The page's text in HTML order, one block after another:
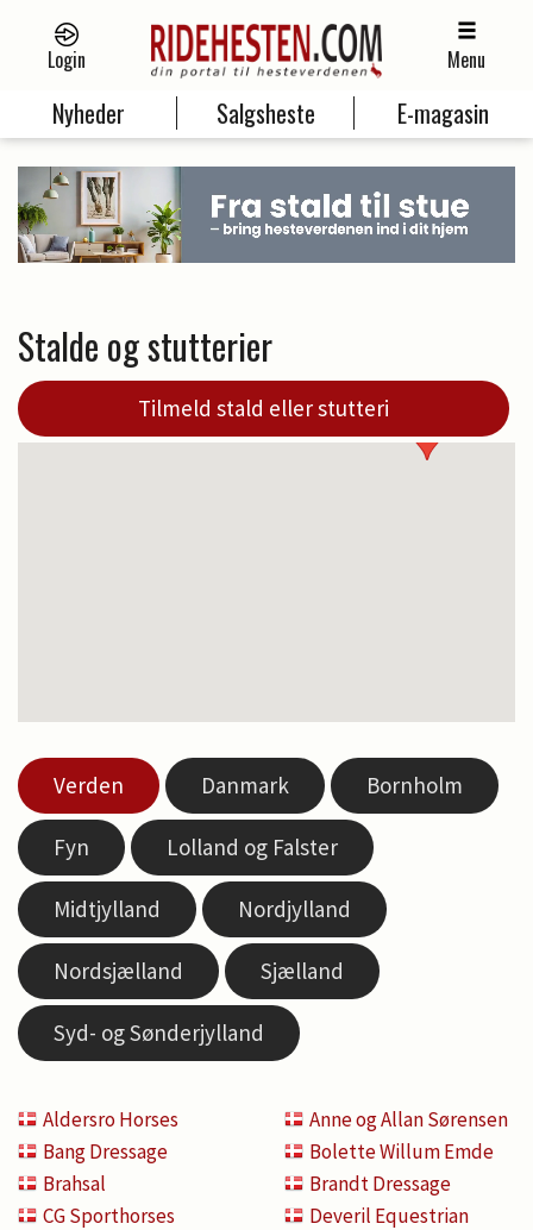
Login Menu
Nyheder Salgsheste E-magasin
Stalde og stutterier
Tilmeld stald eller stutteri
Verden Danmark Bornholm
Fyn Lolland og Falster
Midtjylland Nordjylland
Nordsjælland Sjælland
Syd- og Sønderjylland
Aldersro Horses
Anne og Allan Sørensen
Bang Dressage
Bolette Willum Emde
Brahsal
Brandt Dressage
CG Sporthorses
Deveril Equestrian